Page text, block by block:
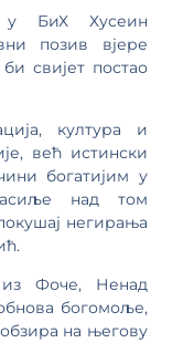
у БиХ Хусеин
позив вјере
свијет постао
култура и
већ истински
богатијим у
над том
негирања
из Фоче, Ненад
богомоље,
на његову